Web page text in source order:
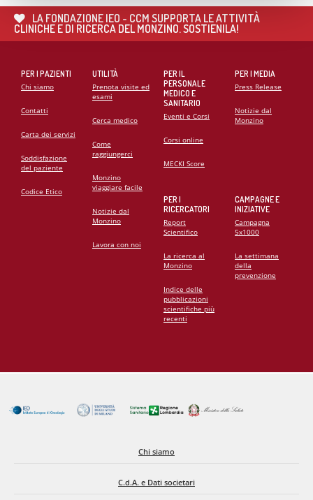
PROF. GIANFRANCO SINAGRA AL CONGRESSO
CARDIO MONZINO 2025
LA FONDAZIONE IEO - CCM SUPPORTA LE ATTIVITÀ
CLINICHE E DI RICERCA DEL MONZINO. SOSTIENILA!
PER I PAZIENTI
Chi siamo
Contatti
Carta dei servizi
Soddisfazione
del paziente
Codice Etico
UTILITÀ
Prenota visite ed
esami
Cerca medico
Come
raggiungerci
Monzino
viaggiare facile
Notizie dal
Monzino
Lavora con noi
PER IL
PERSONALE
MEDICO E
SANITARIO
Eventi e Corsi
Corsi online
MECKI Score
PER I
RICERCATORI
Report
Scientifico
La ricerca al
Monzino
Indice delle
pubblicazioni
scientifiche più
recenti
PER I MEDIA
Press Release
Notizie dal
Monzino
CAMPAGNE E
INIZIATIVE
Campagna
5x1000
La settimana
della
prevenzione
Chi siamo
C.d.A. e Dati societari